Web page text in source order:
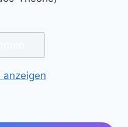
anzeigen